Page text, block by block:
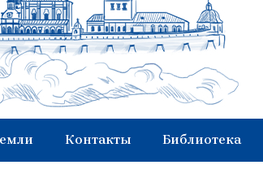
Контакты Библиотека